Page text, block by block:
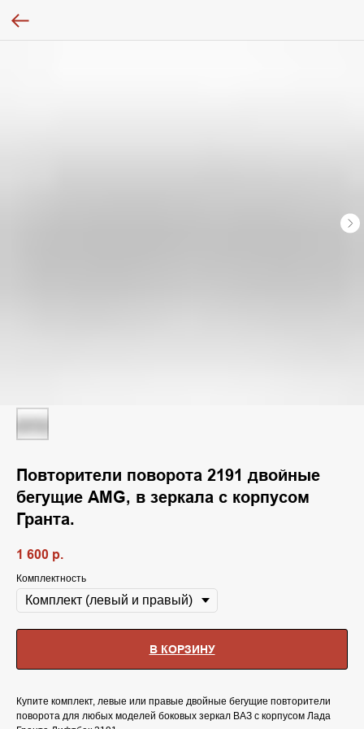
Повторители поворота 2191 двойные
бегущие AMG, в зеркала с корпусом
Гранта.
1 600 р.
Комплектность
В КОРЗИНУ
Купите комплект, левые или правые двойные бегущие повторители
поворота для любых моделей боковых зеркал ВАЗ с корпусом Лада